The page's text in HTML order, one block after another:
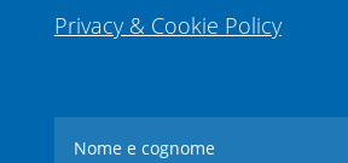
Privacy & Cookie Policy